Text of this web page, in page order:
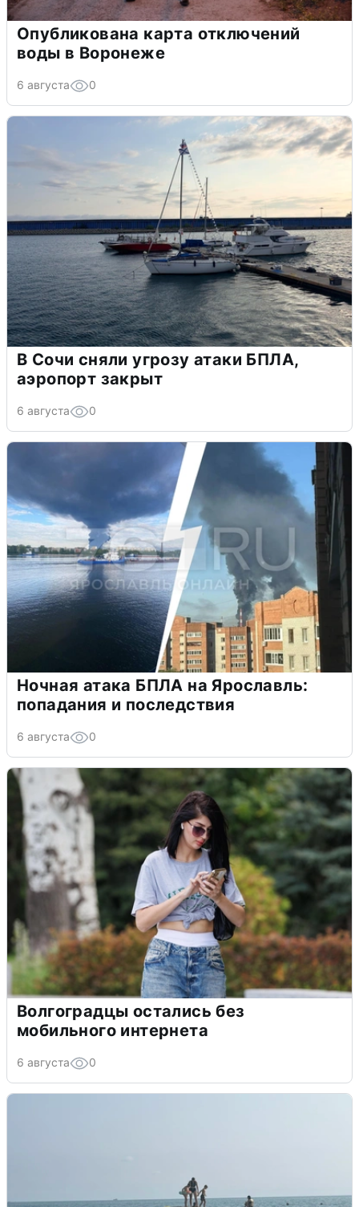
Опубликована карта отключений
воды в Воронеже
6 августа 0
В Сочи сняли угрозу атаки БПЛА,
аэропорт закрыт
6 августа 0
Ночная атака БПЛА на Ярославль:
попадания и последствия
6 августа 0
Волгоградцы остались без
мобильного интернета
6 августа 0